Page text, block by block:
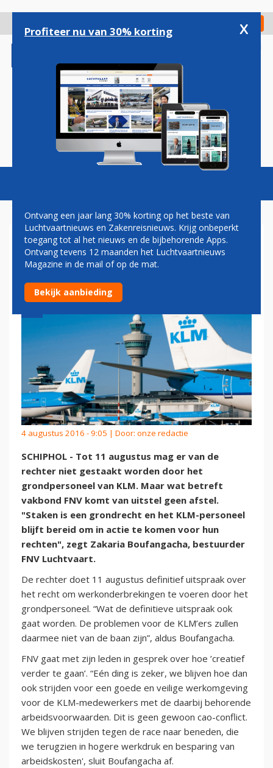
gaan
Check in
Magazine Podcasts Vacatures
FNV LUCHTVAART: VAN
UITSTEL KOMT GEEN AFSTEL
4 augustus 2016 - 9:05 | Door: onze redactie
SCHIPHOL - Tot 11 augustus mag er van de
rechter niet gestaakt worden door het
grondpersoneel van KLM. Maar wat betreft
vakbond FNV komt van uitstel geen afstel.
"Staken is een grondrecht en het KLM-personeel
blijft bereid om in actie te komen voor hun
rechten", zegt Zakaria Boufangacha, bestuurder
FNV Luchtvaart.
De rechter doet 11 augustus definitief uitspraak over
het recht om werkonderbrekingen te voeren door het
grondpersoneel. “Wat de definitieve uitspraak ook
gaat worden. De problemen voor de KLM’ers zullen
daarmee niet van de baan zijn”, aldus Boufangacha.
FNV gaat met zijn leden in gesprek over hoe ’creatief
verder te gaan’. “Eén ding is zeker, we blijven hoe dan
ook strijden voor een goede en veilige werkomgeving
voor de KLM-medewerkers met de daarbij behorende
arbeidsvoorwaarden. Dit is geen gewoon cao-conflict.
We blijven strijden tegen de race naar beneden, die
we terugzien in hogere werkdruk en besparing van
arbeidskosten', sluit Boufangacha af.
Profiteer nu van 30% korting x
Ontvang een jaar lang 30% korting op het beste van
Luchtvaartnieuws en Zakenreisnieuws. Krijg onbeperkt
toegang tot al het nieuws en de bijbehorende Apps.
Ontvang tevens 12 maanden het Luchtvaartnieuws
Magazine in de mail of op de mat.
Bekijk aanbieding